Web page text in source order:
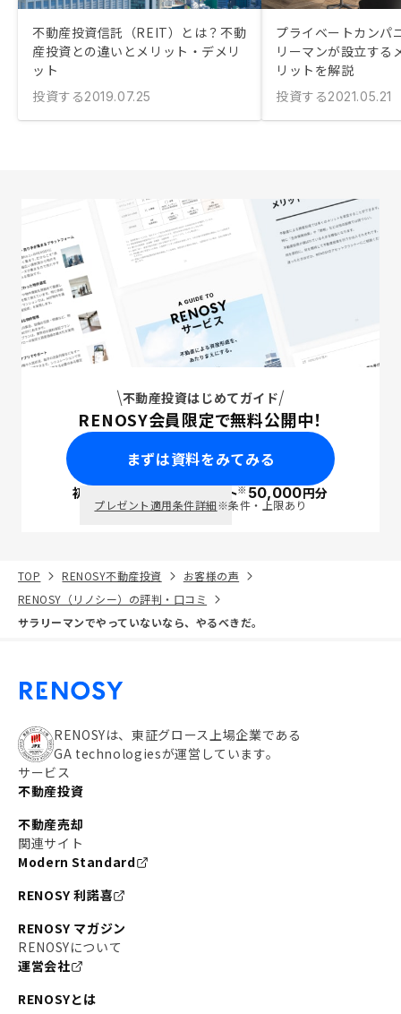
不動産投資信託（REIT）とは？不動
産投資との違いとメリット・デメリ
ット
投資する2019.07.25
プライベートカンパ
リーマンが設立する
リットを解説
投資する2021.05.21
不動産投資はじめてガイド
RENOSY会員限定で無料公開中！
まずは資料をみてみる
初回面談で ポイント※50,000円分
プレゼント適用条件詳細※条件・上限あり
TOP RENOSY不動産投資
お客様の声
RENOSY（リノシー）の評判・口コミ
サラリーマンでやっていないなら、やるべきだ。
RENOSYは、東証グロース上場企業である
GA technologiesが運営しています。
サービス
不動産投資
不動産売却
関連サイト
Modern Standard
RENOSY 利諾喜
RENOSY マガジン
RENOSYについて
運営会社
RENOSYとは